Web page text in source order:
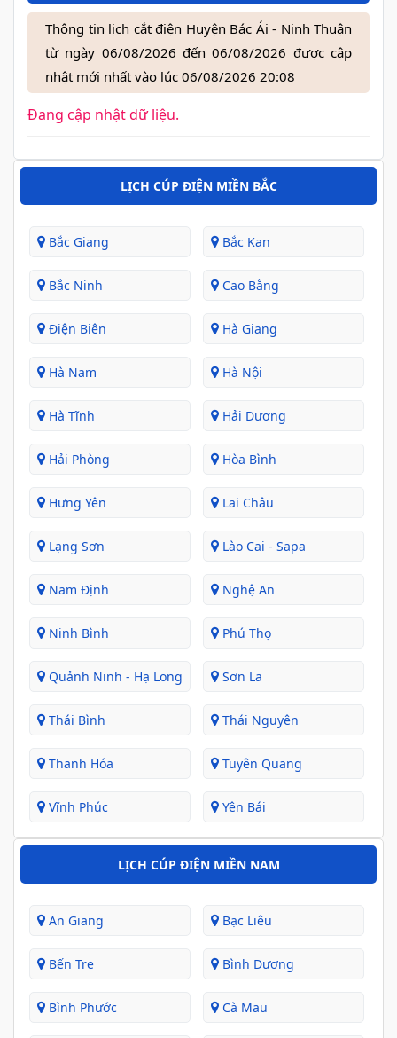
Thông tin lịch cắt điện Huyện Bác Ái - Ninh Thuận
từ ngày 06/08/2026 đến 06/08/2026 được cập
nhật mới nhất vào lúc 06/08/2026 20:08
Đang cập nhật dữ liệu.
LỊCH CÚP ĐIỆN MIỀN BẮC
Bắc Giang Bắc Kạn
Bắc Ninh Cao Bằng
Điện Biên Hà Giang
Hà Nam Hà Nội
Hà Tĩnh Hải Dương
Hải Phòng Hòa Bình
Hưng Yên Lai Châu
Lạng Sơn Lào Cai - Sapa
Nam Định Nghệ An
Ninh Bình Phú Thọ
Quảnh Ninh - Hạ Long Sơn La
Thái Bình Thái Nguyên
Thanh Hóa Tuyên Quang
Vĩnh Phúc Yên Bái
LỊCH CÚP ĐIỆN MIỀN NAM
An Giang Bạc Liêu
Bến Tre Bình Dương
Bình Phước Cà Mau